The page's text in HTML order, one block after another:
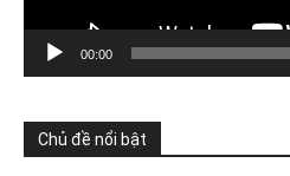
Xem trên Facebook · Chia sẻ
ThienNhien.Net
4 ngày trước
00:00
Chủ đề nổi bật